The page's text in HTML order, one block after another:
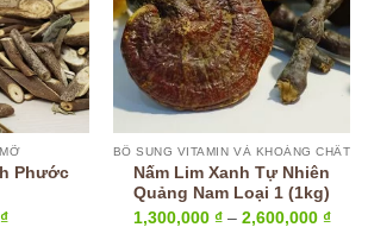
Phước
₫
BỔ SUNG VITAMIN VÀ KHOÁNG CHẤT
Nấm Lim Xanh Tự Nhiên
Quảng Nam Loại 1 (1kg)
1,300,000 ₫ – 2,600,000 ₫